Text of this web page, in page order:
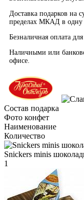
Доставка подарков на
пределах МКАД в одну
Безналичная оплата
Наличными или
офисе.
Состав подарка
Фото конфет
Наименование
Количество
Snickers minis
1